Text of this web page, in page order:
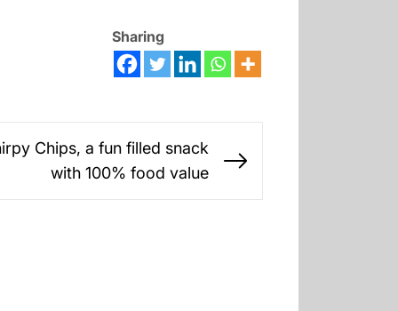
Sharing
Chips, a fun filled snack
with 100% food value